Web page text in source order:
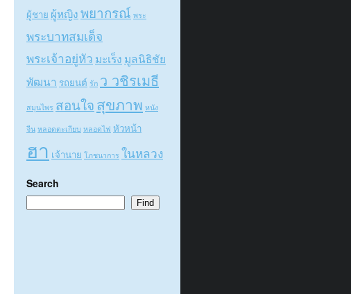
ผู้ชาย ผู้หญิงพยากรณ์ พระ
พระบาทสมเด็จ
พระเจ้าอยู่หัว มะเร็ง มูลนิธิชัย
พัฒนา รถยนต์ รัก ว วชิรเมธี
สมุนไพร สอนใจสุขภาพ หนัง
จีน หลอดตะเกียบ หลอดไฟ หัวหน้า
ฮา เจ้านาย โภชนาการ ในหลวง
Search